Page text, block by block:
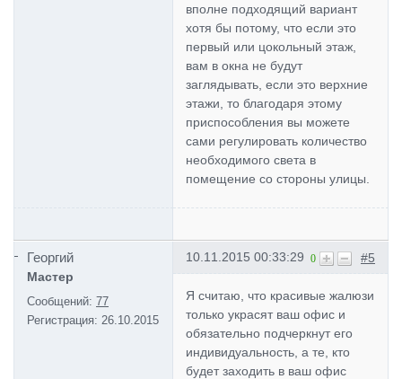
вполне подходящий вариант
хотя бы потому, что если это
первый или цокольный этаж,
вам в окна не будут
заглядывать, если это верхние
этажи, то благодаря этому
приспособления вы можете
сами регулировать количество
необходимого света в
помещение со стороны улицы.
Георгий
Мастер
Сообщений: 77
Регистрация: 26.10.2015
#5
0
10.11.2015 00:33:29
Я считаю, что красивые жалюзи
только украсят ваш офис и
обязательно подчеркнут его
индивидуальность, а те, кто
будет заходить в ваш офис